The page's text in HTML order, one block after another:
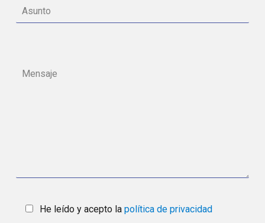
He leído y acepto la política de privacidad